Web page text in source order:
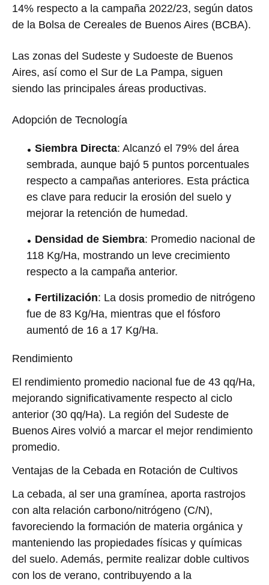
14% respecto a la campaña 2022/23, según datos
de la Bolsa de Cereales de Buenos Aires (BCBA).
Las zonas del Sudeste y Sudoeste de Buenos
Aires, así como el Sur de La Pampa, siguen
siendo las principales áreas productivas.
Adopción de Tecnología
Siembra Directa: Alcanzó el 79% del área
sembrada, aunque bajó 5 puntos porcentuales
respecto a campañas anteriores. Esta práctica
es clave para reducir la erosión del suelo y
mejorar la retención de humedad.
Densidad de Siembra: Promedio nacional de
118 Kg/Ha, mostrando un leve crecimiento
respecto a la campaña anterior.
Fertilización: La dosis promedio de nitrógeno
fue de 83 Kg/Ha, mientras que el fósforo
aumentó de 16 a 17 Kg/Ha.
Rendimiento
El rendimiento promedio nacional fue de 43 qq/Ha,
mejorando significativamente respecto al ciclo
anterior (30 qq/Ha). La región del Sudeste de
Buenos Aires volvió a marcar el mejor rendimiento
promedio.
Ventajas de la Cebada en Rotación de Cultivos
La cebada, al ser una gramínea, aporta rastrojos
con alta relación carbono/nitrógeno (C/N),
favoreciendo la formación de materia orgánica y
manteniendo las propiedades físicas y químicas
del suelo. Además, permite realizar doble cultivos
con los de verano, contribuyendo a la